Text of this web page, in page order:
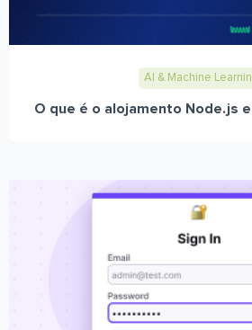
AI & Machine
O que é o alojamento Node.js